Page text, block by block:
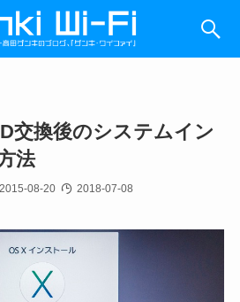
交換後のシステムイン
法
2015-08-20 2018-07-08